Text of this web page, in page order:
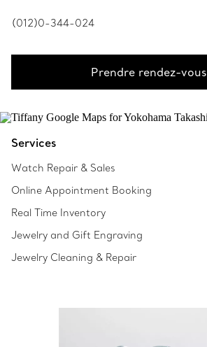
(012)0-344-024
Prendre rendez-vous
Services
Watch Repair & Sales
Online Appointment Booking
Real Time Inventory
Jewelry and Gift Engraving
Jewelry Cleaning & Repair